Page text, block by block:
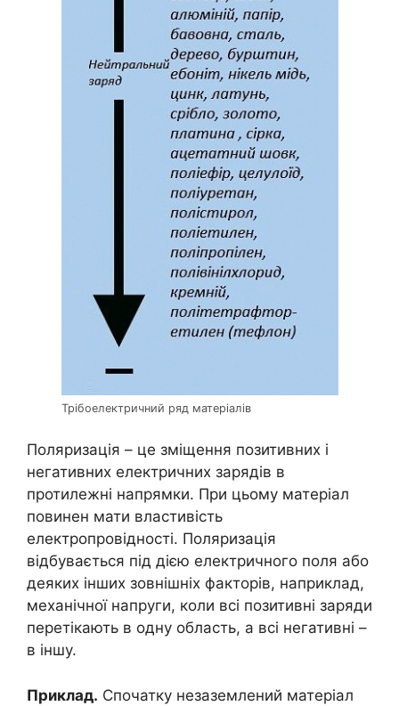
Трібоелектричний ряд матеріалів
Поляризація – це зміщення позитивних і
негативних електричних зарядів в
протилежні напрямки. При цьому матеріал
повинен мати властивість
електропровідності. Поляризація
відбувається під дією електричного поля або
деяких інших зовнішніх факторів, наприклад,
механічної напруги, коли всі позитивні заряди
перетікають в одну область, а всі негативні –
в іншу.
Приклад. Спочатку незаземлений матеріал